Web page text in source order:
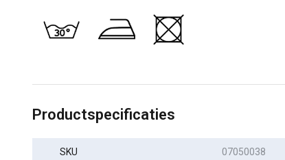
Productspecificaties
SKU 07050038